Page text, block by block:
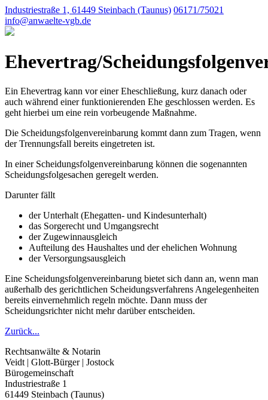
Industriestraße 1, 61449 Steinbach (Taunus) 06171/75021
info@anwaelte-vgb.de
Ehevertrag/
Ein Ehevertrag kann vor einer Eheschließung, kurz danach oder
auch während einer funktionierenden Ehe geschlossen werden. Es
geht hierbei um eine rein vorbeugende Maßnahme.
Die Scheidungsfolgenvereinbarung kommt dann zum Tragen, wenn
der Trennungsfall bereits eingetreten ist.
In einer Scheidungsfolgenvereinbarung können die sogenannten
Scheidungsfolgesachen geregelt werden.
Darunter fällt
der Unterhalt (Ehegatten- und Kindesunterhalt)
das Sorgerecht und Umgangsrecht
der Zugewinnausgleich
Aufteilung des Haushaltes und der ehelichen Wohnung
der Versorgungsausgleich
Eine Scheidungsfolgenvereinbarung bietet sich dann an, wenn man
außerhalb des gerichtlichen Scheidungsverfahrens Angelegenheiten
bereits einvernehmlich regeln möchte. Dann muss der
Scheidungsrichter nicht mehr darüber entscheiden.
Zurück...
Rechtsanwälte & Notarin
Veidt | Glott-Bürger | Jostock
Bürogemeinschaft
Industriestraße 1
61449 Steinbach (Taunus)